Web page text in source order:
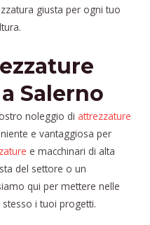
giusta per ogni tuo
Salerno
noleggio di attrezzature
e vantaggiosa per
e macchinari di alta
del settore o un
qui per mettere nelle
i tuoi progetti.